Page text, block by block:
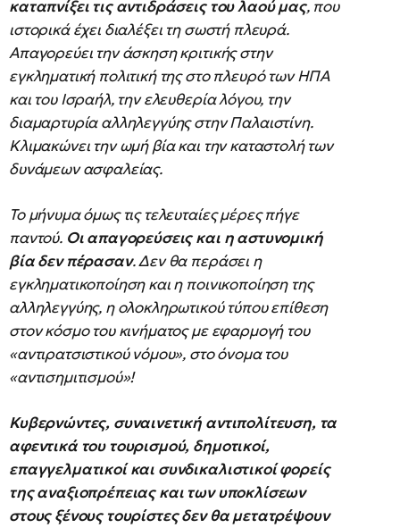
καταπνίξει τις αντιδράσεις του λαού μας, που
ιστορικά έχει διαλέξει τη σωστή πλευρά.
Απαγορεύει την άσκηση κριτικής στην
εγκληματική πολιτική της στο πλευρό των ΗΠΑ
και του Ισραήλ, την ελευθερία λόγου, την
διαμαρτυρία αλληλεγγύης στην Παλαιστίνη.
Κλιμακώνει την ωμή βία και την καταστολή των
δυνάμεων ασφαλείας.
Το μήνυμα όμως τις τελευταίες μέρες πήγε
παντού. Οι απαγορεύσεις και η αστυνομική
βία δεν πέρασαν. Δεν θα περάσει η
εγκληματικοποίηση και η ποινικοποίηση της
αλληλεγγύης, η ολοκληρωτικού τύπου επίθεση
στον κόσμο του κινήματος με εφαρμογή του
«αντιρατσιστικού νόμου», στο όνομα του
«αντισημιτισμού»!
Κυβερνώντες, συναινετική αντιπολίτευση, τα
αφεντικά του τουρισμού, δημοτικοί,
επαγγελματικοί και συνδικαλιστικοί φορείς
της αναξιοπρέπειας και των υποκλίσεων
στους ξένους τουρίστες δεν θα μετατρέψουν